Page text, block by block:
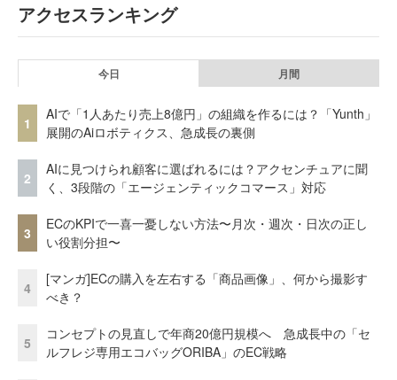
アクセスランキング
今日 月間
1
AIで「1人あたり売上8億円」の組織を作るには？「Yunth」
展開のAiロボティクス、急成長の裏側
2
AIに見つけられ顧客に選ばれるには？アクセンチュアに聞
く、3段階の「エージェンティックコマース」対応
3
ECのKPIで一喜一憂しない方法〜月次・週次・日次の正し
い役割分担〜
4
[マンガ]ECの購入を左右する「商品画像」、何から撮影す
べき？
5
コンセプトの見直しで年商20億円規模へ 急成長中の「セ
ルフレジ専用エコバッグORIBA」のEC戦略